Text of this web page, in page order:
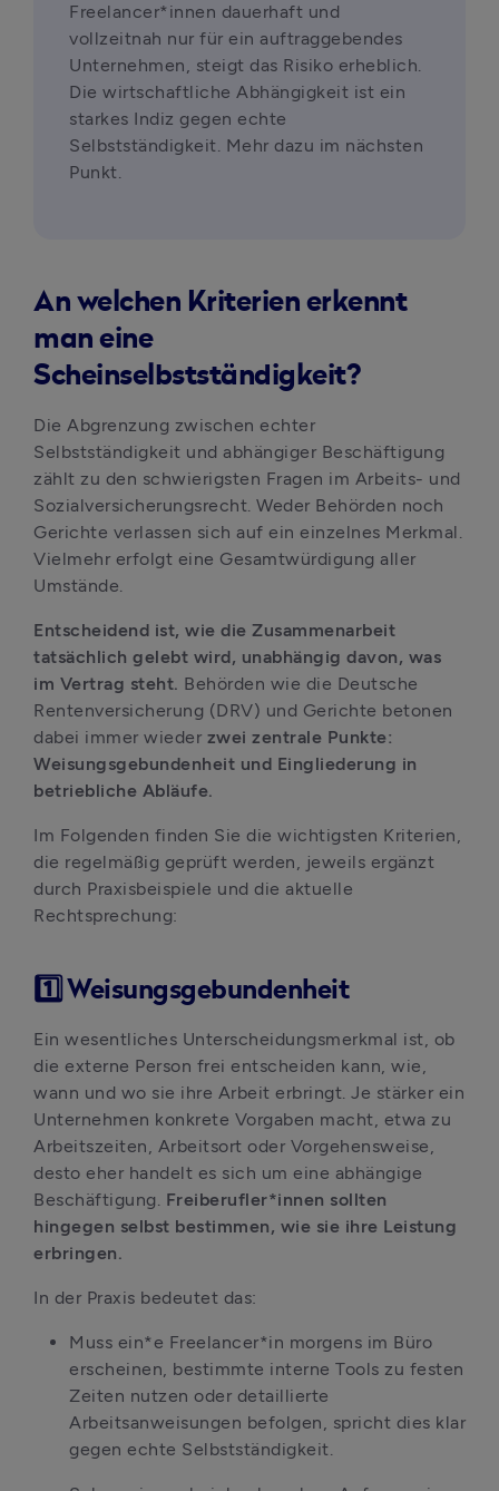
Freelancer*innen dauerhaft und
vollzeitnah nur für ein auftraggebendes
Unternehmen, steigt das Risiko erheblich.
Die wirtschaftliche Abhängigkeit ist ein
starkes Indiz gegen echte
Selbstständigkeit. Mehr dazu im nächsten
Punkt.
An welchen Kriterien erkennt
man eine
Scheinselbstständigkeit?
Die Abgrenzung zwischen echter
Selbstständigkeit und abhängiger Beschäftigung
zählt zu den schwierigsten Fragen im Arbeits- und
Sozialversicherungsrecht. Weder Behörden noch
Gerichte verlassen sich auf ein einzelnes Merkmal.
Vielmehr erfolgt eine Gesamtwürdigung aller
Umstände.
Entscheidend ist, wie die Zusammenarbeit
tatsächlich gelebt wird, unabhängig davon, was
im Vertrag steht. Behörden wie die Deutsche
Rentenversicherung (DRV) und Gerichte betonen
dabei immer wieder zwei zentrale Punkte:
Weisungsgebundenheit und Eingliederung in
betriebliche Abläufe.
Im Folgenden finden Sie die wichtigsten Kriterien,
die regelmäßig geprüft werden, jeweils ergänzt
durch Praxisbeispiele und die aktuelle
Rechtsprechung:
1️⃣ Weisungsgebundenheit
Ein wesentliches Unterscheidungsmerkmal ist, ob
die externe Person frei entscheiden kann, wie,
wann und wo sie ihre Arbeit erbringt. Je stärker ein
Unternehmen konkrete Vorgaben macht, etwa zu
Arbeitszeiten, Arbeitsort oder Vorgehensweise,
desto eher handelt es sich um eine abhängige
Beschäftigung. Freiberufler*innen sollten
hingegen selbst bestimmen, wie sie ihre Leistung
erbringen.
In der Praxis bedeutet das:
Muss ein*e Freelancer*in morgens im Büro
erscheinen, bestimmte interne Tools zu festen
Zeiten nutzen oder detaillierte
Arbeitsanweisungen befolgen, spricht dies klar
gegen echte Selbstständigkeit.